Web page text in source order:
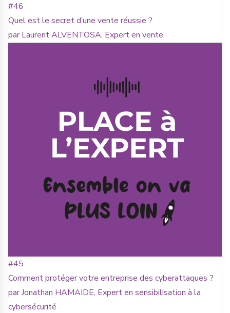
#46
Quel est le secret d’une vente réussie ?
par Laurent ALVENTOSA, Expert en vente
#45
Comment protéger votre entreprise des cyberattaques ?
par Jonathan HAMAIDE, Expert en sensibilisation à la
cybersécurité